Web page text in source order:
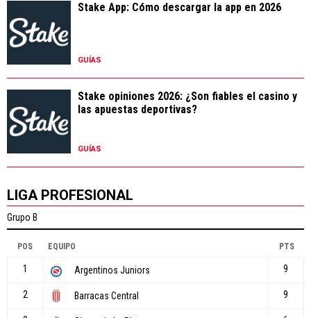
Stake App: Cómo descargar la app en 2026
GUÍAS
Stake opiniones 2026: ¿Son fiables el casino y
las apuestas deportivas?
GUÍAS
LIGA PROFESIONAL